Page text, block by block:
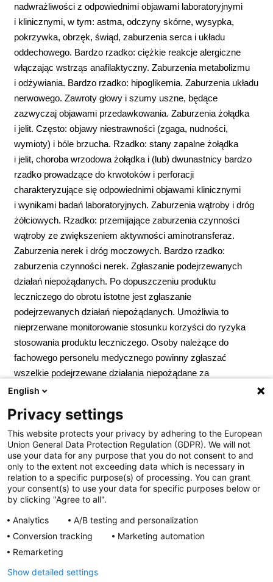
nadwrażliwości z odpowiednimi objawami laboratoryjnymi
i klinicznymi, w tym: astma, odczyny skórne, wysypka,
pokrzywka, obrzęk, świąd, zaburzenia serca i układu
oddechowego. Bardzo rzadko: ciężkie reakcje alergiczne
włączając wstrząs anafilaktyczny. Zaburzenia metabolizmu
i odżywiania. Bardzo rzadko: hipoglikemia. Zaburzenia układu
nerwowego. Zawroty głowy i szumy uszne, będące
zazwyczaj objawami przedawkowania. Zaburzenia żołądka
i jelit. Często: objawy niestrawności (zgaga, nudności,
wymioty) i bóle brzucha. Rzadko: stany zapalne żołądka
i jelit, choroba wrzodowa żołądka i (lub) dwunastnicy bardzo
rzadko prowadzące do krwotoków i perforacji
charakteryzujące się odpowiednimi objawami klinicznymi
i wynikami badań laboratoryjnych. Zaburzenia wątroby i dróg
żółciowych. Rzadko: przemijające zaburzenia czynności
wątroby ze zwiększeniem aktywności aminotransferaz.
Zaburzenia nerek i dróg moczowych. Bardzo rzadko:
zaburzenia czynności nerek. Zgłaszanie podejrzewanych
działań niepożądanych. Po dopuszczeniu produktu
leczniczego do obrotu istotne jest zgłaszanie
podejrzewanych działań niepożądanych. Umożliwia to
nieprzerwane monitorowanie stosunku korzyści do ryzyka
stosowania produktu leczniczego. Osoby należące do
fachowego personelu medycznego powinny zgłaszać
wszelkie podejrzewane działania niepożądane za
pośrednictwem Departamentu Monitorowania
Rejestracji Produktów Leczniczych, Wyrobów Medycznych
i Produktów Biobójczych; Al. Jerozolimskie 181C; 02-222
Warszawa; Tel.:+ 48 22 49 21 301; Faks:+ 48 22 49 21 309
Strona internetowa: https://smz.ezdrowie.gov.pl. Działania
niepożądane można zgłaszać również podmiotowi
odpowiedzialnemu.Podmiot odpowiedzialny:Zakłady
dopuszczenie do obrotu nr R/6725 wydane przez MZ. Lek
wydawany bez recepty. ChPL: 2025.02.05
English
Privacy settings
This website protects your privacy by adhering to the European
Union General Data Protection Regulation (GDPR). We will not
use your data for any purpose that you do not consent to and
only to the extent not exceeding data which is necessary in
relation to a specific purpose(s) of processing. You can grant
your consent(s) to use your data for specific purposes below or
by clicking "Agree to all".
Analytics
A/B testing and personalization
Conversion tracking
Marketing automation
Remarketing
Show detailed settings